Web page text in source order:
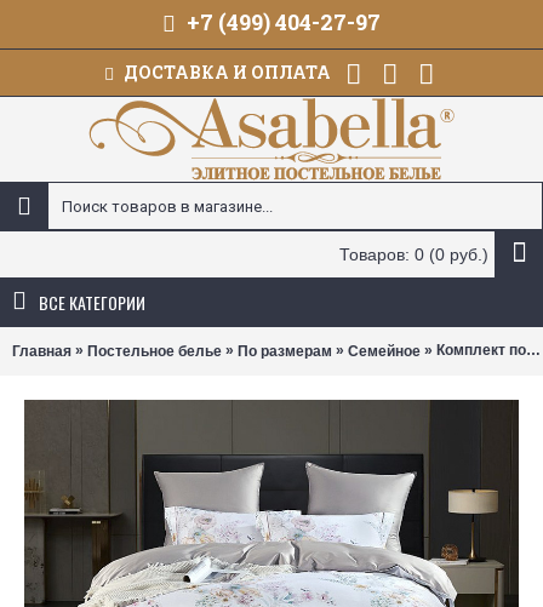
+7 (499) 404-27-97
ДОСТАВКА И ОПЛАТА
Товаров: 0 (0 руб.)
ВСЕ КАТЕГОРИИ
Главная » Постельное белье » По размерам » Семейное » Комплект постельного белья Asabella 2265 (размер семейный)